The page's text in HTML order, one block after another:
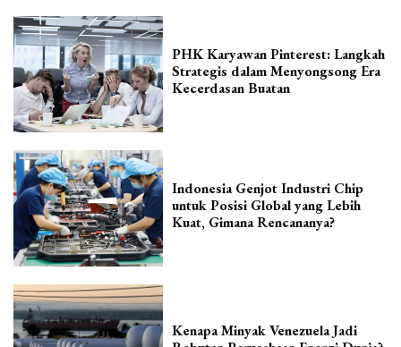
PHK Karyawan Pinterest: Langkah
Strategis dalam Menyongsong Era
Kecerdasan Buatan
Indonesia Genjot Industri Chip
untuk Posisi Global yang Lebih
Kuat, Gimana Rencananya?
Kenapa Minyak Venezuela Jadi